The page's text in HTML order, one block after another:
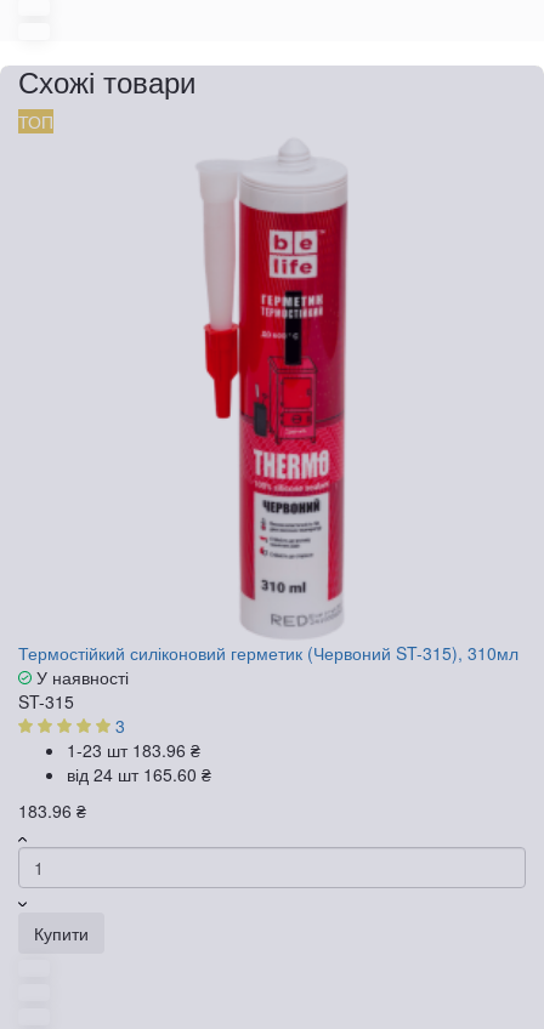
Схожі товари
ТОП
Термостійкий силіконовий герметик (Червоний ST-315), 310мл
У наявності
ST-315
3
1-23 шт 183.96 ₴
від 24 шт 165.60 ₴
183.96 ₴
Купити